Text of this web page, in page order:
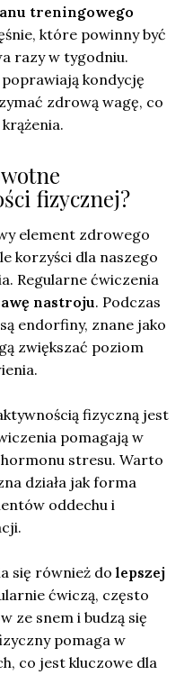
treningowego
które powinny być
razy w tygodniu.
kondycję
zdrową wagę, co
fizycznej?
element zdrowego
korzyści dla naszego
Regularne ćwiczenia
nastroju. Podczas
endorfiny, znane jako
zwiększać poziom
fizyczną jest
pomagają w
stresu. Warto
działa jak forma
oddechu i
się również do lepszej
ćwiczą, często
ze snem i budzą się
pomaga w
co jest kluczowe dla